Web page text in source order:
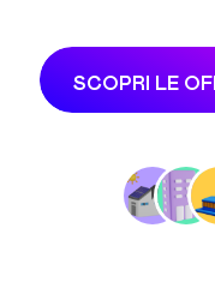
SCOPRI LE